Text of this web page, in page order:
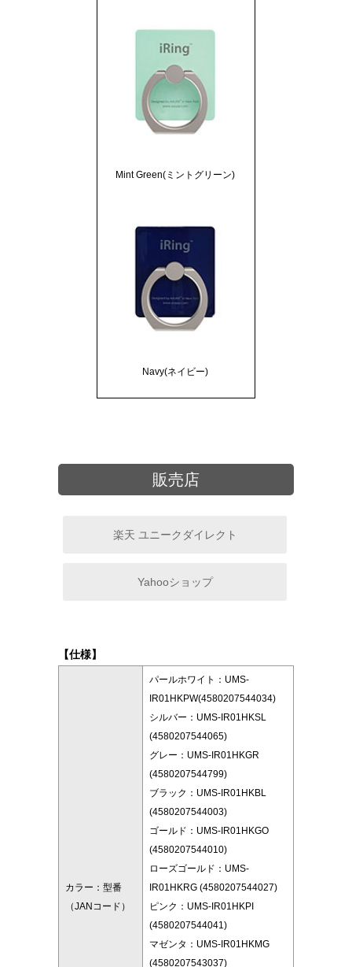
Mint Green(ミントグリーン)
Navy(ネイビー)
販売店
楽天 ユニークダイレクト
Yahooショップ
【仕様】
カラー：型番
（JANコード）
パールホワイト：UMS-
IR01HKPW(4580207544034)
シルバー：UMS-IR01HKSL
(4580207544065)
グレー：UMS-IR01HKGR
(4580207544799)
ブラック：UMS-IR01HKBL
(4580207544003)
ゴールド：UMS-IR01HKGO
(4580207544010)
ローズゴールド：UMS-
IR01HKRG (4580207544027)
ピンク：UMS-IR01HKPI
(4580207544041)
マゼンタ：UMS-IR01HKMG
(4580207543037)